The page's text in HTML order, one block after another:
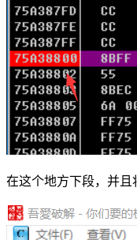
在这个地方下段，并且